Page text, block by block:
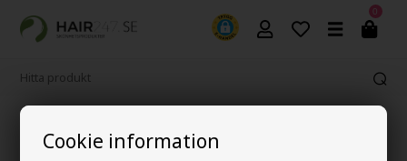
Cookie information
0